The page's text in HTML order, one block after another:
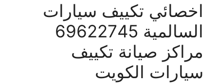
اخصائي تكييف سيارات
السالمية 69622745
مراكز صيانة تكييف
سيارات الكويت